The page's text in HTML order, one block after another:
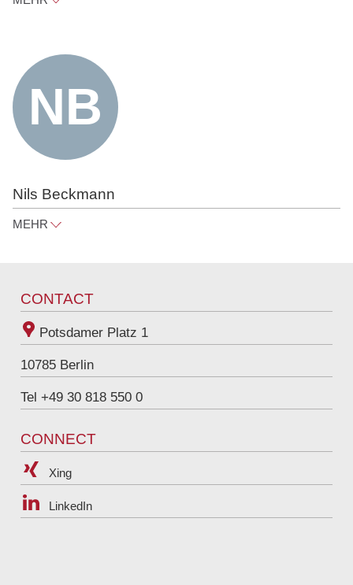
Tel +49 30 818 550 301
Nils Beckmann
MEHR
Tel +49 30 818 550 333
CONTACT
Potsdamer Platz 1
10785 Berlin
Tel +49 30 818 550 0
CONNECT
Xing
LinkedIn